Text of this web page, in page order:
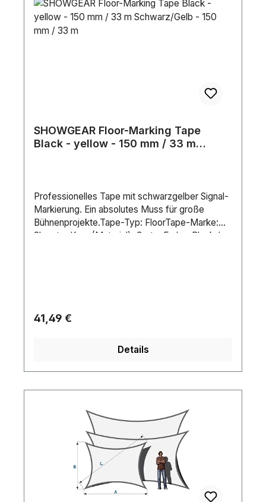
SHOWGEAR Floor-Marking Tape
Black - yellow - 150 mm / 33 m
Professionelles Tape mit schwarzgelber Signal-
Markierung. Ein absolutes Muss für große
Bühnenprojekte.Tape-Typ: FloorTape-Marke:
ShowtecKern (Material): CartonFarbe: Black /
Regulärer Preis:
41,49 €
Details